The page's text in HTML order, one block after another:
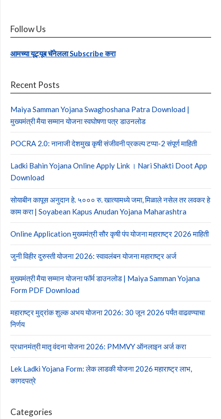
Follow Us
आमच्या यूट्यूब चॅनेलला Subscribe करा
Recent Posts
Maiya Samman Yojana Swaghoshana Patra Download |
मुख्यमंत्री मैया सम्मान योजना स्वघोषणा पत्र डाउनलोड
POCRA 2.0: नानाजी देशमुख कृषी संजीवनी प्रकल्प टप्पा-2 संपूर्ण माहिती
Ladki Bahin Yojana Online Apply Link । Nari Shakti Doot App
Download
सोयाबीन कापूस अनुदान हे. ५००० रु. खात्यामध्ये जमा, मिळाले नसेल तर लवकर हे
काम करा | Soyabean Kapus Anudan Yojana Maharashtra
Online Application मुख्यमंत्री सौर कृषी पंप योजना महाराष्ट्र 2026 माहिती
जुनी विहीर दुरुस्ती योजना 2026: स्वावलंबन योजना महाराष्ट्र अर्ज
मुख्यमंत्री मैया सम्मान योजना फॉर्म डाउनलोड | Maiya Samman Yojana
Form PDF Download
महाराष्ट्र मुद्रांक शुल्क अभय योजना 2026: 30 जून 2026 पर्यंत वाढवण्याचा
निर्णय
प्रधानमंत्री मातृ वंदना योजना 2026: PMMVY ऑनलाइन अर्ज करा
Lek Ladki Yojana Form: लेक लाडकी योजना 2026 महाराष्ट्र लाभ,
कागदपत्रे
Categories